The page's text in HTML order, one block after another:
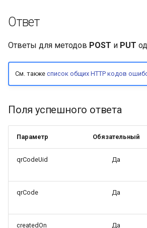
Ответ
Ответы для методов POST и PUT
См. также список общих HTTP кодов
Поля успешного ответа
Параметр Обязательный
qrCodeUid Да
qrCode Да
createdOn Да